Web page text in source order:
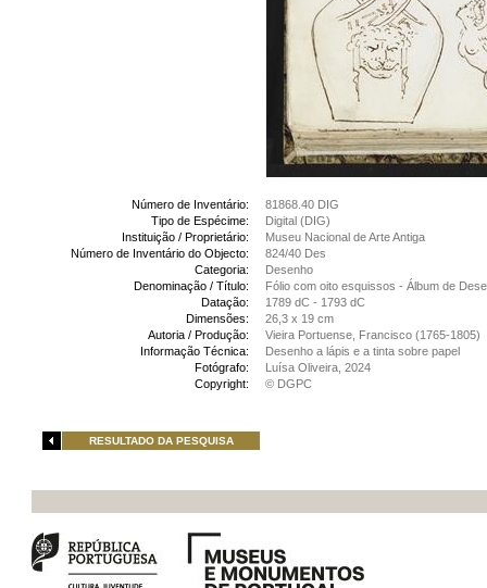
Número de Inventário:
81868.40 DIG
Tipo de Espécime:
Digital (DIG)
Instituição / Proprietário:
Museu Nacional de Arte Antiga
Número de Inventário do Objecto:
824/40 Des
Categoria:
Desenho
Denominação / Título:
Fólio com oito esquissos - Álbum de
Datação:
1789 dC - 1793 dC
Dimensões:
26,3 x 19 cm
Autoria / Produção:
Vieira Portuense, Francisco (1765-1805)
Informação Técnica:
Desenho a lápis e a tinta sobre papel
Fotógrafo:
Luísa Oliveira, 2024
Copyright:
© DGPC
RESULTADO DA PESQUISA